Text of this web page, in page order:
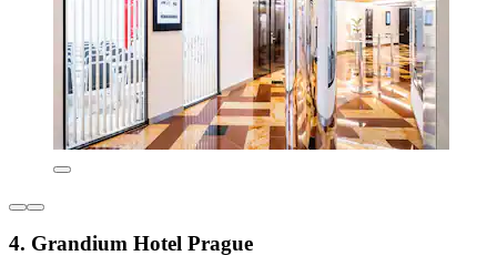
4. Grandium Hotel Prague